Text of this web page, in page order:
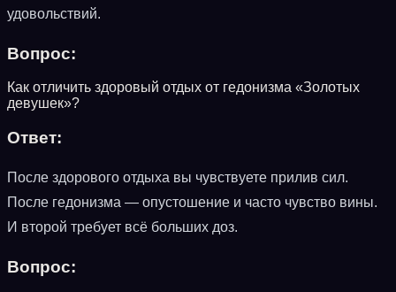
удовольствий.
Вопрос:
Как отличить здоровый отдых от гедонизма «Золотых
девушек»?
Ответ:
После здорового отдыха вы чувствуете прилив сил.
После гедонизма — опустошение и часто чувство вины.
И второй требует всё больших доз.
Вопрос: